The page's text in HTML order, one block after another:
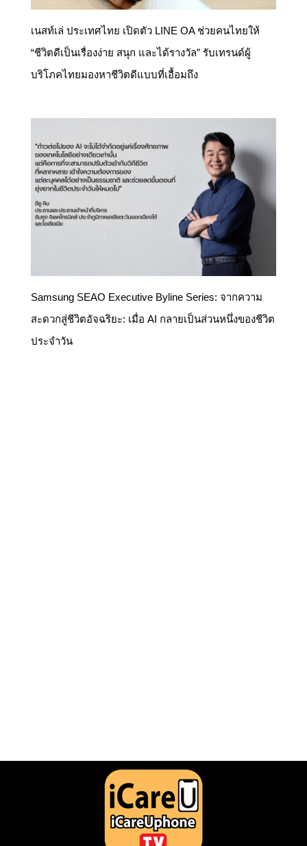
เนสท์เล่ ประเทศไทย เปิดตัว LINE OA ช่วยคนไทยให้
“ชีวิตดีเป็นเรื่องง่าย สนุก และได้รางวัล” รับเทรนด์ผู้
บริโภคไทยมองหาชีวิตดีแบบที่เอื้อมถึง
Samsung SEAO Executive Byline Series: จากความ
สะดวกสู่ชีวิตอัจฉริยะ: เมื่อ AI กลายเป็นส่วนหนึ่งของชีวิต
ประจำวัน